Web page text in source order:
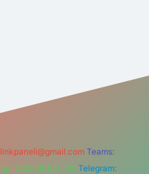
Teams:
0262 606 0 726 Telegram: